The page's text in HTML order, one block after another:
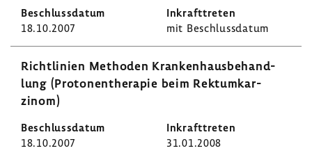
18.10.2007 mit Beschluss­datum
Richt­li­nien Methoden Kran­ken­haus­be­hand­
lung (Proto­nen­the­rapie beim Rekt­um­kar­
zinom)
18.10.2007 31.01.2008